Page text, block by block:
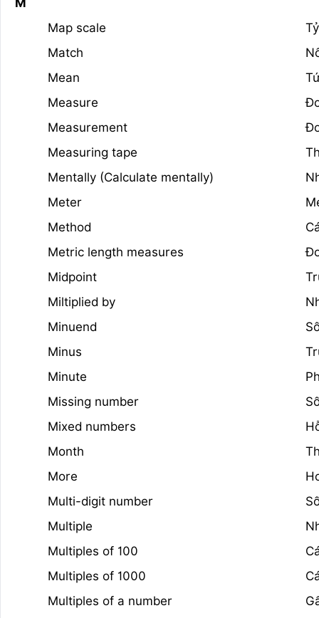
M
Map scale
Match
Mean
Measure
Measurement
Measuring tape
Mentally (Calculate mentally)
Meter
Method
Metric length measures
Midpoint
Miltiplied by
Minuend
Minus
Minute
Missing number
Mixed numbers
Month
More
Multi-digit number
Multiple
Multiples of 100
Multiples of 1000
Multiples of a number